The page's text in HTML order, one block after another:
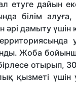
етуге дайын
білім
әрі дамыту
Жоба
отырып,
қызметі үшін